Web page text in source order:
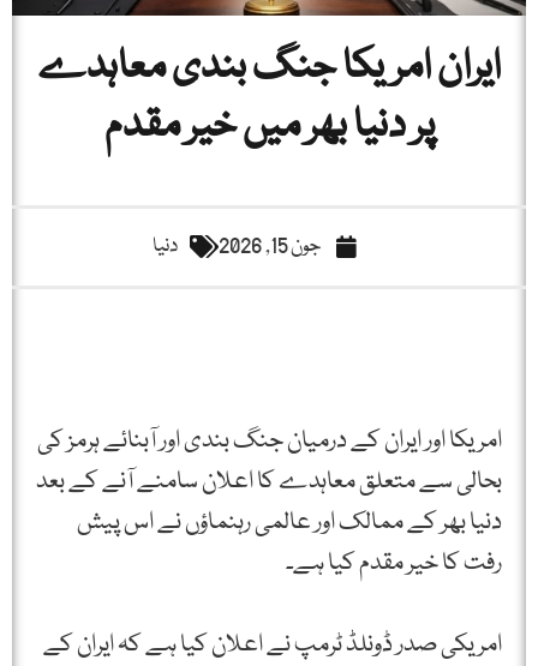
ایران امریکا جنگ بندی معاہدے
پر دنیا بھر میں خیر مقدم
جون 15, 2026 دنیا
امریکا اور ایران کے درمیان جنگ بندی اور آبنائے ہرمز کی
بحالی سے متعلق معاہدے کا اعلان سامنے آنے کے بعد
دنیا بھر کے ممالک اور عالمی رہنماؤں نے اس پیش
رفت کا خیر مقدم کیا ہے۔
امریکی صدر ڈونلڈ ٹرمپ نے اعلان کیا ہے کہ ایران کے